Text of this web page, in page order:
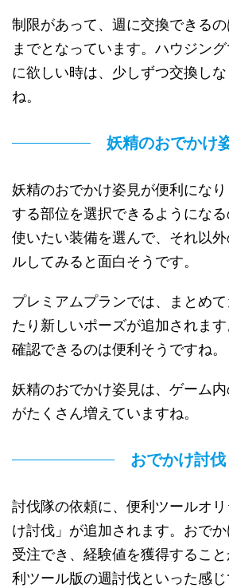
制限があって、週に交換できる
までとなっています。ハウジン
に欲しい時は、少しずつ交換し
ね。
妖精のおでかけ
妖精のおでかけ姿見が便利にな
する部位を選択できるようになる
使いたい装備を選んで、それ以
ルしてみると面白そうです。
プレミアムプランでは、まとめ
たり新しいポーズが追加されま
確認できるのは便利そうですね。
妖精のおでかけ姿見は、ゲーム
がたくさん増えていますね。
おでかけ討伐
討伐隊の依頼に、便利ツールオ
け討伐」が追加されます。おで
受注でき、経験値を獲得するこ
利ツール版の週討伐といった感じ